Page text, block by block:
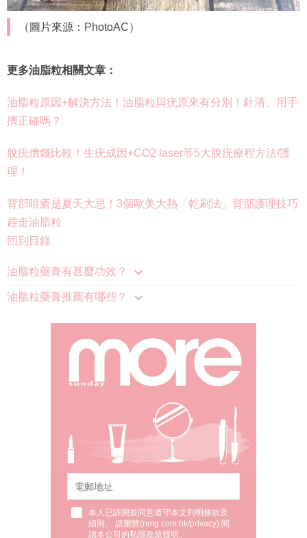
（圖片來源：PhotoAC）
更多油脂粒相關文章：
油脂粒原因+解決方法！油脂粒與疣原來有分別！針清、用手
擠正確嗎？
脫疣價錢比較！生疣成因+CO2 laser等5大脫疣療程方法/護
理！
背部暗瘡是夏天大忌！3個歐美大熱「乾刷法」背部護理技巧
趕走油脂粒
回到目錄
油脂粒藥膏有甚麼功效？
油脂粒藥膏推薦有哪些？
本人已詳閱並同意遵守本文列明條款及
細則。 請瀏覽(nmg.com.hk/privacy) 閱
讀本公司的私隱政策聲明。